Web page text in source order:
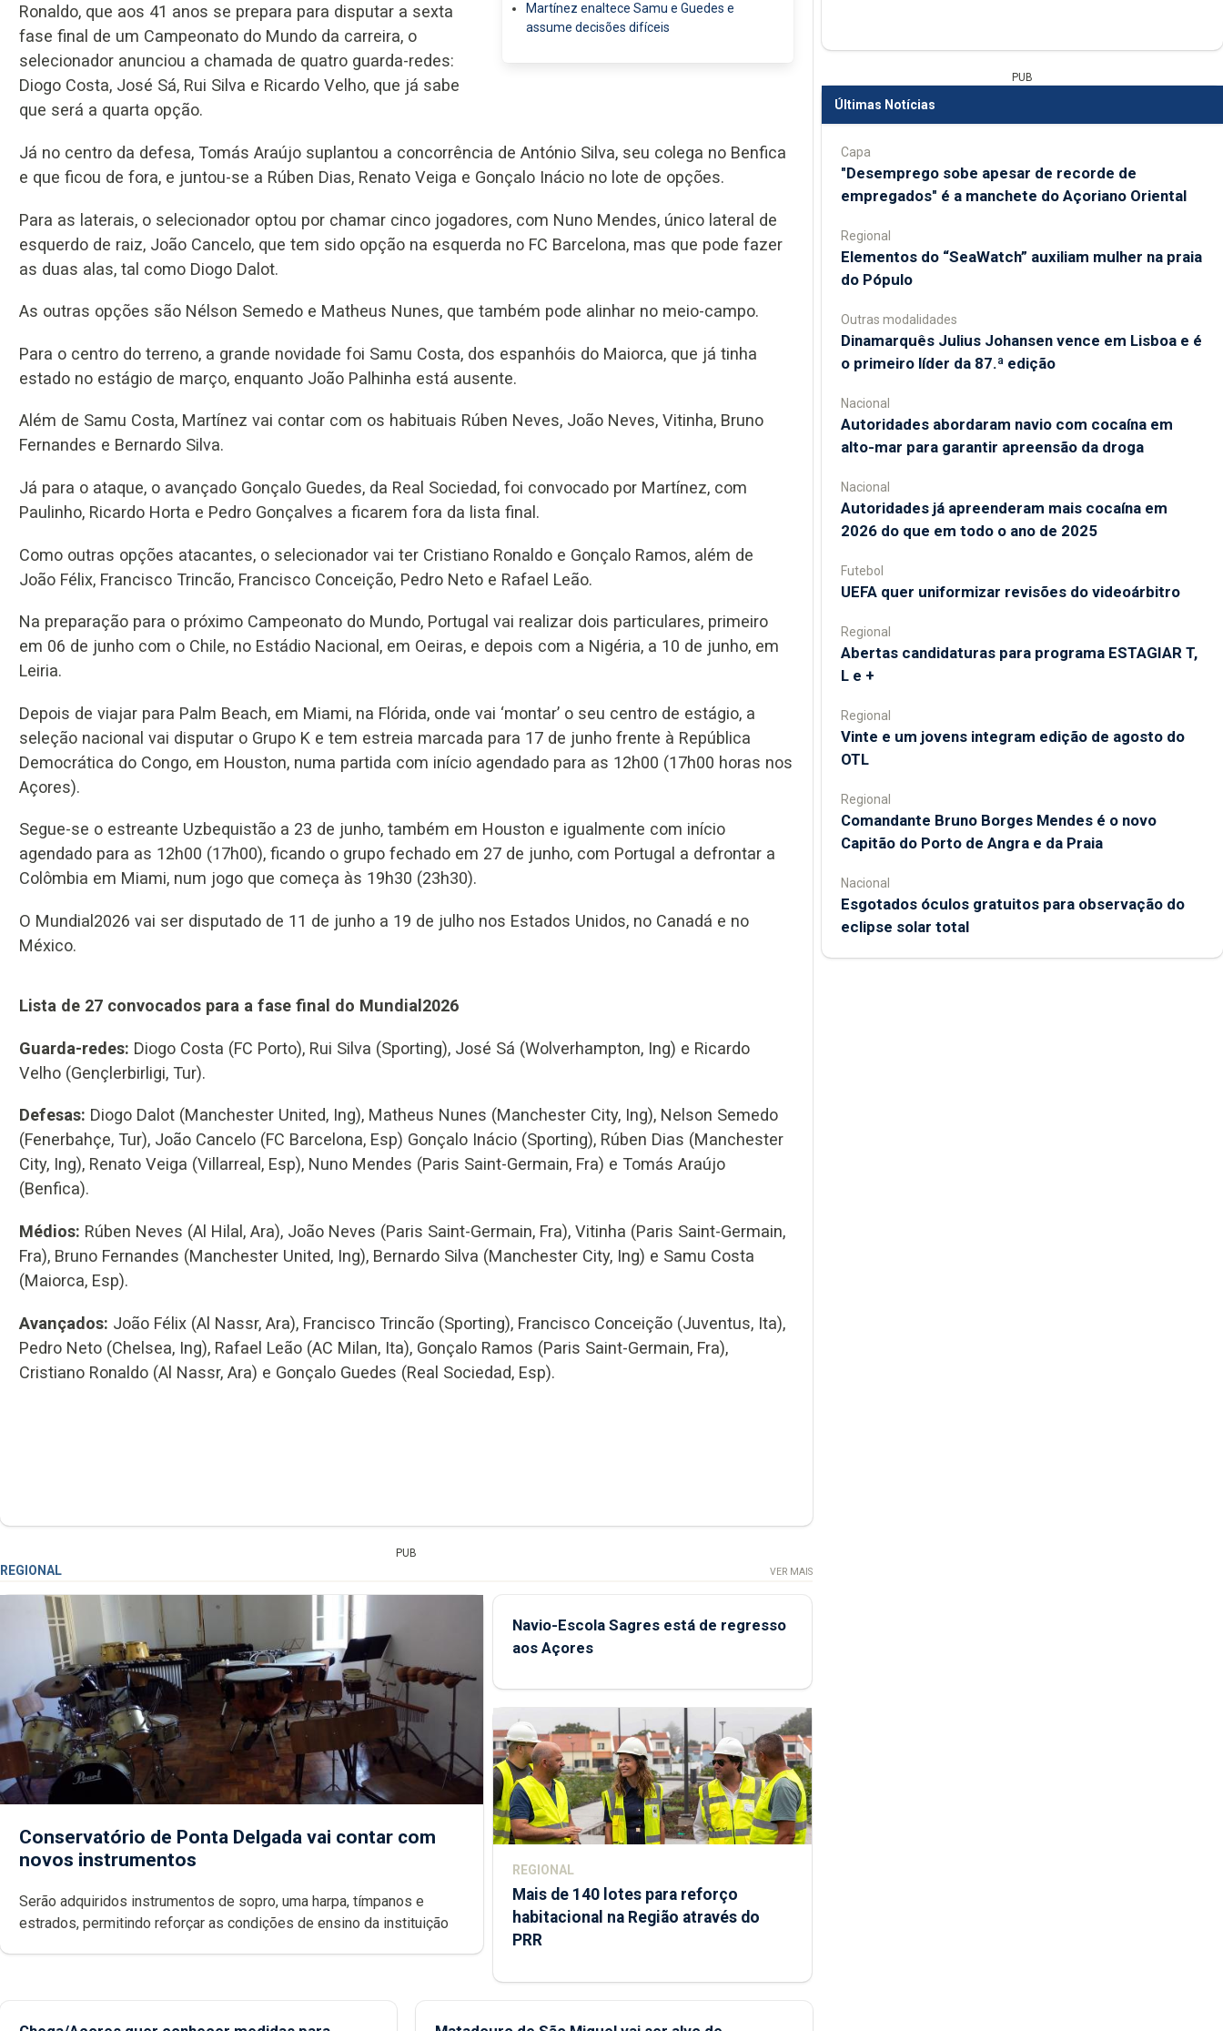
Martínez enaltece Samu e Guedes e
assume decisões difíceis
Ronaldo, que aos 41 anos se prepara para disputar a sexta
fase final de um Campeonato do Mundo da carreira, o
selecionador anunciou a chamada de quatro guarda-redes:
Diogo Costa, José Sá, Rui Silva e Ricardo Velho, que já sabe
que será a quarta opção.
Já no centro da defesa, Tomás Araújo suplantou a concorrência de António Silva, seu colega no Benfica
e que ficou de fora, e juntou-se a Rúben Dias, Renato Veiga e Gonçalo Inácio no lote de opções.
Para as laterais, o selecionador optou por chamar cinco jogadores, com Nuno Mendes, único lateral de
esquerdo de raiz, João Cancelo, que tem sido opção na esquerda no FC Barcelona, mas que pode fazer
as duas alas, tal como Diogo Dalot.
As outras opções são Nélson Semedo e Matheus Nunes, que também pode alinhar no meio-campo.
Para o centro do terreno, a grande novidade foi Samu Costa, dos espanhóis do Maiorca, que já tinha
estado no estágio de março, enquanto João Palhinha está ausente.
Além de Samu Costa, Martínez vai contar com os habituais Rúben Neves, João Neves, Vitinha, Bruno
Fernandes e Bernardo Silva.
Já para o ataque, o avançado Gonçalo Guedes, da Real Sociedad, foi convocado por Martínez, com
Paulinho, Ricardo Horta e Pedro Gonçalves a ficarem fora da lista final.
Como outras opções atacantes, o selecionador vai ter Cristiano Ronaldo e Gonçalo Ramos, além de
João Félix, Francisco Trincão, Francisco Conceição, Pedro Neto e Rafael Leão.
Na preparação para o próximo Campeonato do Mundo, Portugal vai realizar dois particulares, primeiro
em 06 de junho com o Chile, no Estádio Nacional, em Oeiras, e depois com a Nigéria, a 10 de junho, em
Leiria.
Depois de viajar para Palm Beach, em Miami, na Flórida, onde vai ‘montar’ o seu centro de estágio, a
seleção nacional vai disputar o Grupo K e tem estreia marcada para 17 de junho frente à República
Democrática do Congo, em Houston, numa partida com início agendado para as 12h00 (17h00 horas nos
Açores).
Segue-se o estreante Uzbequistão a 23 de junho, também em Houston e igualmente com início
agendado para as 12h00 (17h00), ficando o grupo fechado em 27 de junho, com Portugal a defrontar a
Colômbia em Miami, num jogo que começa às 19h30 (23h30).
O Mundial2026 vai ser disputado de 11 de junho a 19 de julho nos Estados Unidos, no Canadá e no
México.
Lista de 27 convocados para a fase final do Mundial2026
Guarda-redes: Diogo Costa (FC Porto), Rui Silva (Sporting), José Sá (Wolverhampton, Ing) e Ricardo
Velho (Gençlerbirligi, Tur).
Defesas: Diogo Dalot (Manchester United, Ing), Matheus Nunes (Manchester City, Ing), Nelson Semedo
(Fenerbahçe, Tur), João Cancelo (FC Barcelona, Esp) Gonçalo Inácio (Sporting), Rúben Dias (Manchester
City, Ing), Renato Veiga (Villarreal, Esp), Nuno Mendes (Paris Saint-Germain, Fra) e Tomás Araújo
(Benfica).
Médios: Rúben Neves (Al Hilal, Ara), João Neves (Paris Saint-Germain, Fra), Vitinha (Paris Saint-Germain,
Fra), Bruno Fernandes (Manchester United, Ing), Bernardo Silva (Manchester City, Ing) e Samu Costa
(Maiorca, Esp).
Avançados: João Félix (Al Nassr, Ara), Francisco Trincão (Sporting), Francisco Conceição (Juventus, Ita),
Pedro Neto (Chelsea, Ing), Rafael Leão (AC Milan, Ita), Gonçalo Ramos (Paris Saint-Germain, Fra),
Cristiano Ronaldo (Al Nassr, Ara) e Gonçalo Guedes (Real Sociedad, Esp).
PUB
REGIONAL VER MAIS
Conservatório de Ponta Delgada vai contar com
novos instrumentos
Serão adquiridos instrumentos de sopro, uma harpa, tímpanos e
estrados, permitindo reforçar as condições de ensino da instituição
Navio-Escola Sagres está de regresso
aos Açores
REGIONAL
Mais de 140 lotes para reforço
habitacional na Região através do
PRR
PUB
Últimas Notícias
Capa
"Desemprego sobe apesar de recorde de
empregados" é a manchete do Açoriano Oriental
Regional
​Elementos do “SeaWatch” auxiliam mulher na praia
do Pópulo
Outras modalidades
Dinamarquês Julius Johansen vence em Lisboa e é
o primeiro líder da 87.ª edição
Nacional
Autoridades abordaram navio com cocaína em
alto-mar para garantir apreensão da droga
Nacional
Autoridades já apreenderam mais cocaína em
2026 do que em todo o ano de 2025
Futebol
UEFA quer uniformizar revisões do videoárbitro
Regional
Abertas candidaturas para programa ESTAGIAR T,
L e +
Regional
Vinte e um jovens integram edição de agosto do
OTL
Regional
Comandante Bruno Borges Mendes é o novo
Capitão do Porto de Angra e da Praia
Nacional
Esgotados óculos gratuitos para observação do
eclipse solar total